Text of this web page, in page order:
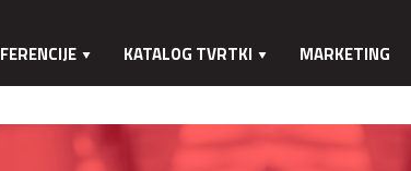
KATALOG TVRTKI MARKETING